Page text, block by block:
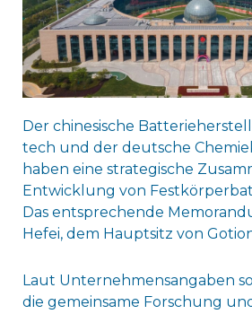
Der chinesische
tech und der deutsche
haben eine strategische
Entwicklung von
Das entsprechende
Hefei, dem Hauptsitz von
Laut Unternehmensangaben
die gemeinsame Forschung